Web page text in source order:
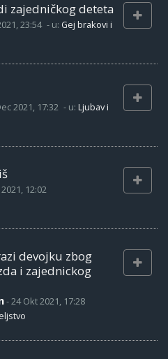
zajedničkog deteta
23:54 - u: Gej brakovi i
2021, 17:32 - u: Ljubav i
12:02
devojku zbog
i zajednickog
-24 Okt 2021, 17:28